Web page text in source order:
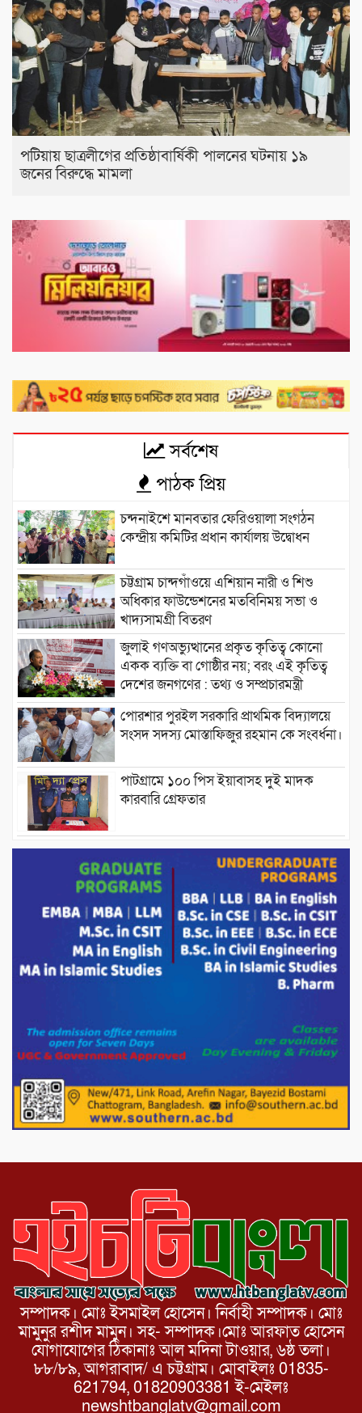
পটিয়ায় ছাত্রলীগের প্রতিষ্ঠাবার্ষিকী পালনের ঘটনায় ১৯
জনের বিরুদ্ধে মামলা
সর্বশেষ
পাঠক প্রিয়
চন্দনাইশে মানবতার ফেরিওয়ালা সংগঠন
কেন্দ্রীয় কমিটির প্রধান কার্যালয় উদ্বোধন
চট্টগ্রাম চান্দগাঁওয়ে এশিয়ান নারী ও শিশু
অধিকার ফাউন্ডেশনের মতবিনিময় সভা ও
খাদ্যসামগ্রী বিতরণ
জুলাই গণঅভ্যুত্থানের প্রকৃত কৃতিত্ব কোনো
একক ব্যক্তি বা গোষ্ঠীর নয়; বরং এই কৃতিত্ব
দেশের জনগণের : তথ্য ও সম্প্রচারমন্ত্রী
পোরশার পুরইল সরকারি প্রাথমিক বিদ্যালয়ে
সংসদ সদস্য মোস্তাফিজুর রহমান কে সংবর্ধনা।
পাটগ্রামে ১০০ পিস ইয়াবাসহ দুই মাদক
কারবারি গ্রেফতার
ড্যাবের ৩৭তম প্রতিষ্ঠাবার্ষিকীতে প্রধানমন্ত্রী
তারেক রহমান।
চন্দনাইশের হাশিমপুর ৪ নং ওয়ার্ডে ৫’শতাধিক
হতদরিদ্র পরিবারের মাঝে খাদ্যসামগ্রী বিতরণ
করেন মনজুর মোরশেদ
পরিবেশ রক্ষায় পাটগ্রামে ইহসান ইয়ুথ
মিরপুর-১১ নম্বরে দুর্বৃত্তদের গুলিতে বিএনপি
নেতা গুরুতর আহত
পাটগ্রামে চিকিৎসা সেবায় বীর মুক্তিযোদ্ধা দবির
উদ্দিন ফাউন্ডেশন
সম্পাদক। মোঃ ইসমাইল হোসেন। নির্বাহী সম্পাদক। মোঃ
মামুনুর রশীদ মামুন। সহ- সম্পাদক।মোঃ আরফাত হোসেন
যোগাযোগের ঠিকানাঃ আল মদিনা টাওয়ার, ৬ষ্ঠ তলা।
৮৮/৮৯, আগরাবাদ/ এ চট্টগ্রাম। মোবাইলঃ 01835-
621794, 01820903381 ই-মেইলঃ
newshtbanglatv@gmail.com